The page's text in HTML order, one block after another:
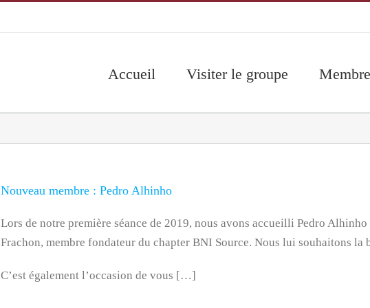
Accueil Visiter le groupe
Nouveau membre : Pedro Alhinho
Lors de notre première séance de 2019, nous avons accueilli Pedro Alhinho
Frachon, membre fondateur du chapter BNI Source. Nous lui souhaitons la
C’est également l’occasion de vous […]